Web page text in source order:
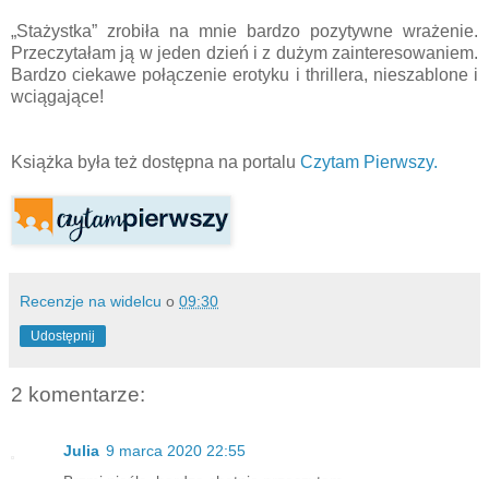
„Stażystka” zrobiła na mnie bardzo pozytywne wrażenie.
Przeczytałam ją w jeden dzień i z dużym zainteresowaniem.
Bardzo ciekawe połączenie erotyku i thrillera, nieszablone i
wciągające!
Książka była też dostępna na portalu Czytam Pierwszy.
Recenzje na widelcu o 09:30
Udostępnij
2 komentarze:
Julia 9 marca 2020 22:55